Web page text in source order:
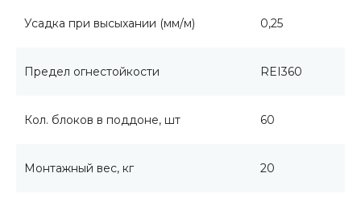
Усадка при высыхании (мм/м) 0,25
Предел огнестойкости REI360
Кол. блоков в поддоне, шт 60
Монтажный вес, кг 20